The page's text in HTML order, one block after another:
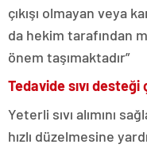
çıkışı olmayan veya
da hekim tarafından
önem taşımaktadır”
Tedavide sıvı
Yeterli sıvı alımını
hızlı düzelmesine